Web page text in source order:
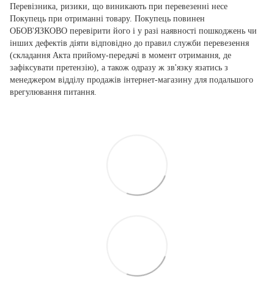
Перевізника, ризики, що виникають при перевезенні несе
Покупець при отриманні товару. Покупець повинен
ОБОВ'ЯЗКОВО перевірити його і у разі наявності пошкоджень чи
інших дефектів діяти відповідно до правил служби перевезення
(складання Акта прийому-передачі в момент отримання, де
зафіксувати претензію), а також одразу ж зв'язку язатись з
менеджером відділу продажів інтернет-магазину для подальшого
врегулювання питання.